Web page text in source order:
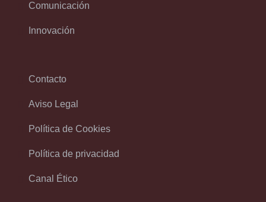
Comunicación
Innovación
Contacto
Aviso Legal
Política de Cookies
Política de privacidad
Canal Ético